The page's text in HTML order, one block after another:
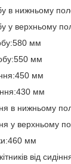
в нижньому
у верхньому
мм
мм
мм
мм
в нижньому
у верхньому
мм
від